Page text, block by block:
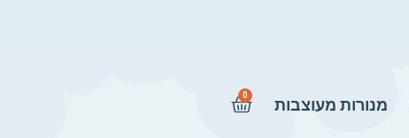
מנורות מעוצבות
0